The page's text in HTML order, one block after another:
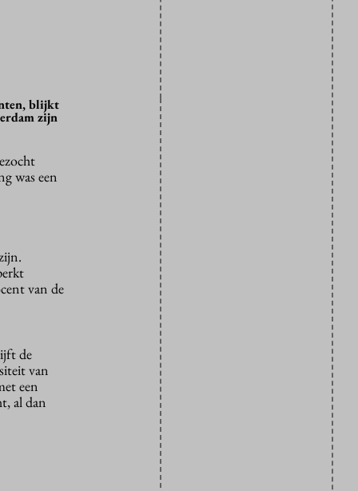
blijkt
zijn
was een
van de
de
van
een
al dan